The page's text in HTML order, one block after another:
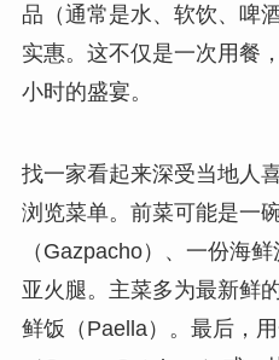
品（通常是水、软饮、啤
实惠。这不仅是一次用餐
小时的盛宴。
找一家看起来深受当地人
浏览菜单。前菜可能是一
（Gazpacho）、一份海
亚火腿。主菜多为最新鲜
鲜饭（Paella）。最后，